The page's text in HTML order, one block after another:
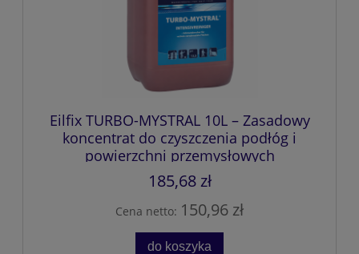
Eilfix TURBO-MYSTRAL 10L – Zasadowy
koncentrat do czyszczenia podłóg i
powierzchni przemysłowych
185,68 zł
Cena netto: 150,96 zł
do koszyka